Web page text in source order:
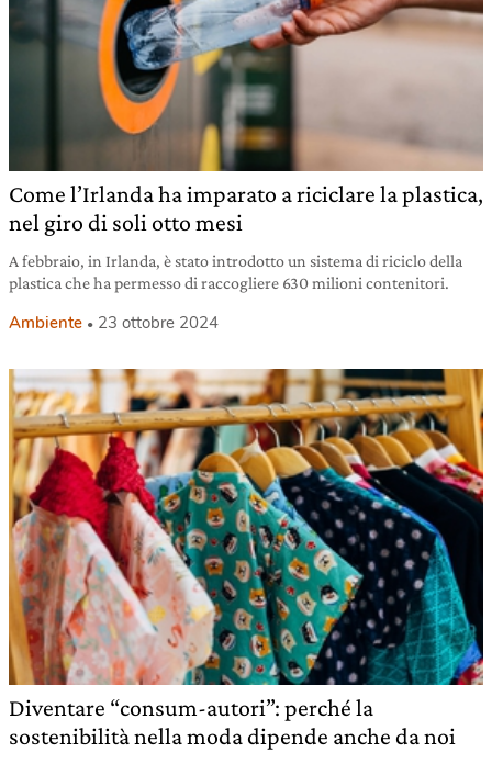
Come l’Irlanda ha imparato a riciclare la plastica,
nel giro di soli otto mesi
A febbraio, in Irlanda, è stato introdotto un sistema di riciclo della
plastica che ha permesso di raccogliere 630 milioni contenitori.
Ambiente 23 ottobre 2024
Diventare “consum-autori”: perché la
sostenibilità nella moda dipende anche da noi